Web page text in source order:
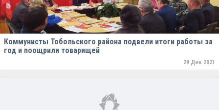
Коммунисты Тобольского района подвели итоги работы за
год и поощрили товарищей
29 Дек 2021